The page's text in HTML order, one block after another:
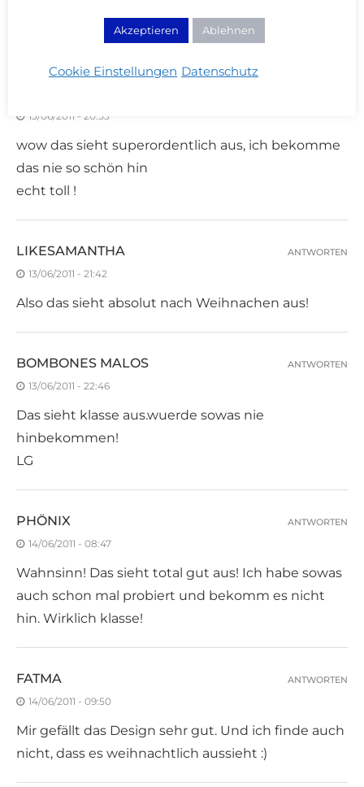
13/06/2011 - 20:53
wow das sieht superordentlich aus, ich bekomme
das nie so schön hin
echt toll !
LIKESAMANTHA
13/06/2011 - 21:42
Also das sieht absolut nach Weihnachen aus!
ANTWORTEN
BOMBONES MALOS
13/06/2011 - 22:46
Das sieht klasse aus.wuerde sowas nie
hinbekommen!
LG
ANTWORTEN
PHÖNIX
14/06/2011 - 08:47
Wahnsinn! Das sieht total gut aus! Ich habe sowas
auch schon mal probiert und bekomm es nicht
hin. Wirklich klasse!
ANTWORTEN
FATMA
14/06/2011 - 09:50
Mir gefällt das Design sehr gut. Und ich finde auch
nicht, dass es weihnachtlich aussieht :)
ANTWORTEN
Akzeptieren Ablehnen
Cookie Einstellungen Datenschutz